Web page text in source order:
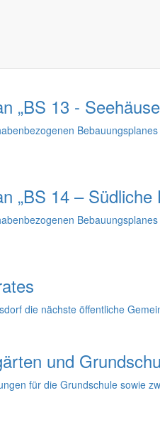
der Öffentlichkeit zum
„BS 13 -
„BS 14 –
die nächste öffentliche
und
für die Grundschule sowie